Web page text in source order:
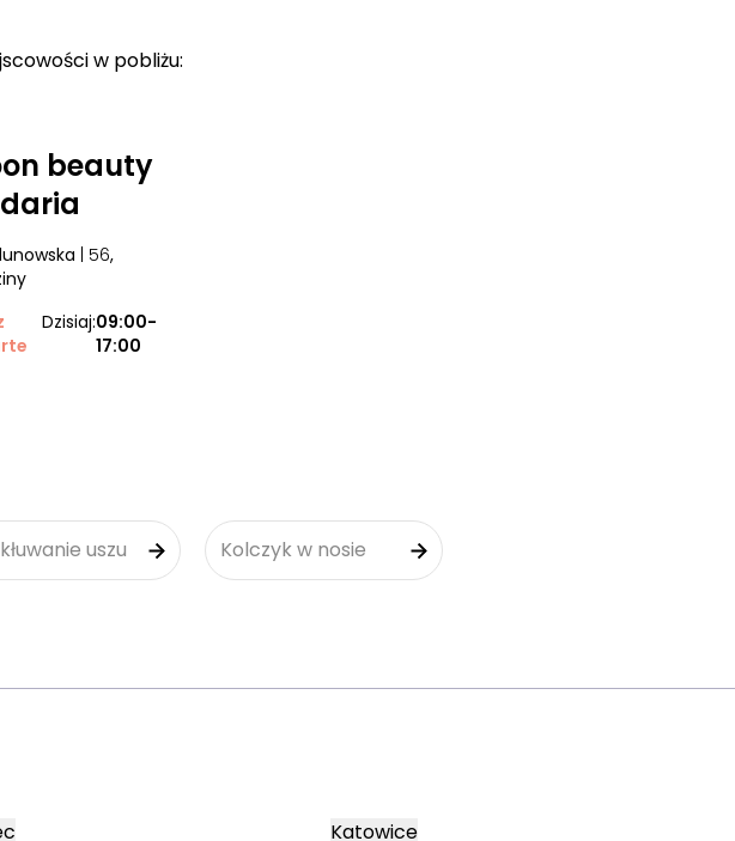
w pobliżu:
beauty
| 56,
Dzisiaj:09:00-
17:00
uszu Kolczyk w nosie
Katowice